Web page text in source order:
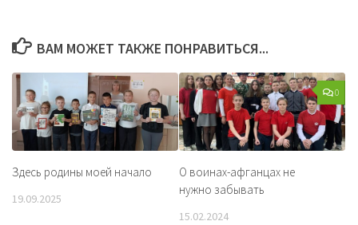
ВАМ МОЖЕТ ТАКЖЕ ПОНРАВИТЬСЯ...
Здесь родины моей начало
19.09.2025
0
О воинах-афганцах не
нужно забывать
15.02.2024